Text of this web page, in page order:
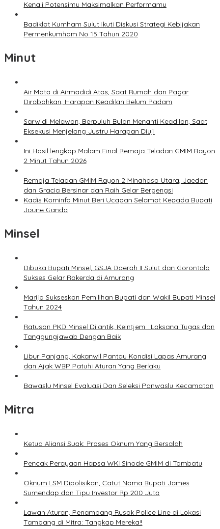
Kenali Potensimu Maksimalkan Performamu
Badiklat Kumham Sulut Ikuti Diskusi Strategi Kebijakan
Permenkumham No 15 Tahun 2020
Minut
Air Mata di Airmadidi Atas, Saat Rumah dan Pagar
Dirobohkan, Harapan Keadilan Belum Padam
Sarwidi Melawan, Berpuluh Bulan Menanti Keadilan, Saat
Eksekusi Menjelang Justru Harapan Diuji
Ini Hasil lengkap Malam Final Remaja Teladan GMIM Rayon
2 Minut Tahun 2026
Remaja Teladan GMIM Rayon 2 Minahasa Utara, Jaedon
dan Gracia Bersinar dan Raih Gelar Bergengsi
Kadis Kominfo Minut Beri Ucapan Selamat Kepada Bupati
Joune Ganda
Minsel
Dibuka Bupati Minsel, GSJA Daerah II Sulut dan Gorontalo
Sukses Gelar Rakerda di Amurang
Marijo Sukseskan Pemilihan Bupati dan Wakil Bupati Minsel
Tahun 2024
Ratusan PKD Minsel Dilantik, Keintjem : Laksana Tugas dan
Tanggungjawab Dengan Baik
Libur Panjang, Kakanwil Pantau Kondisi Lapas Amurang
dan Ajak WBP Patuhi Aturan Yang Berlaku
Bawaslu Minsel Evaluasi Dan Seleksi Panwaslu Kecamatan
Mitra
Ketua Aliansi Suak: Proses Oknum Yang Bersalah
Pencak Perayaan Hapsa WKI Sinode GMIM di Tombatu
Oknum LSM Dipolisikan, Catut Nama Bupati James
Sumendap dan Tipu Investor Rp 200 Juta
Lawan Aturan, Penambang Rusak Police Line di Lokasi
Tambang di Mitra: Tangkap Mereka!!